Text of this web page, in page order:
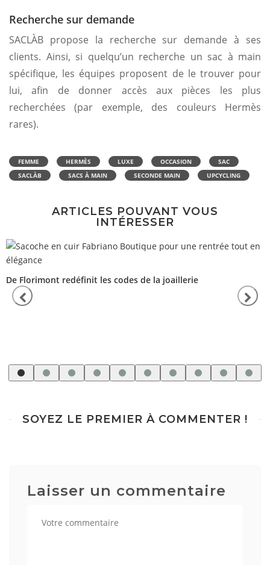
Recherche sur demande
SACLÀB propose la recherche sur demande à ses
clients. Ainsi, si quelqu’un recherche un sac à main
spécifique, les équipes proposent de le trouver pour
lui, afin de donner accès aux pièces les plus
recherchées (par exemple, des couleurs Hermès
rares).
FEMME HERMÈS LUXE OCCASION
SAC
SACLÀB
SACS À MAIN SECONDE MAIN UPCYCLING
ARTICLES POUVANT VOUS
INTÉRESSER
De Florimont redéfinit les codes de la joaillerie
SOYEZ LE PREMIER À COMMENTER !
Laisser un commentaire